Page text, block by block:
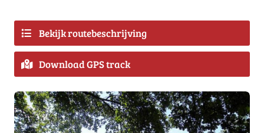
Bekijk routebeschrijving
Download GPS track